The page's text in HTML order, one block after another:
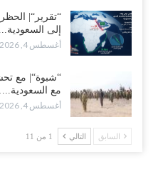
“تقرير“|
إلى
أغسطس 4, 2026
“شبوة“| مع
مع
أغسطس 4, 2026
السابق التالي 1 من 11